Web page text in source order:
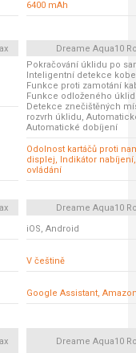
6400 mAh
Dreame Aqua10
Pokračování úklidu po
Inteligentní detekce
Funkce proti zamotání
Funkce odloženého
Detekce znečištěných
rozvrh úklidu,
Automatické dobíjení
Odolnost kartáčů proti
displej, Indikátor
ovládání
Dreame Aqua10
iOS, Android
V češtině
Google Assistant,
Dreame Aqua10